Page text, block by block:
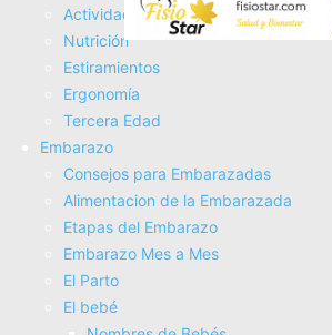
Actividad Fí­sica
Nutrición
Estiramientos
Ergonomí­a
Tercera Edad
Embarazo
Consejos para Embarazadas
Alimentacion de la Embarazada
Etapas del Embarazo
Embarazo Mes a Mes
El Parto
El bebé
Alimentos que Ayudan a
Salud Muscular y la